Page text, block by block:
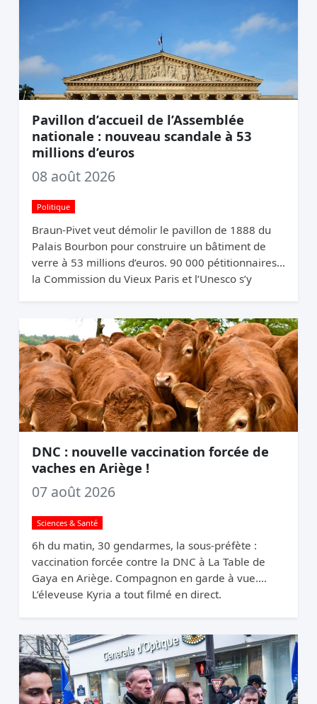
Pavillon d’accueil de l’Assemblée
nationale : nouveau scandale à 53
millions d’euros
08 août 2026
Politique
Braun-Pivet veut démolir le pavillon de 1888 du
Palais Bourbon pour construire un bâtiment de
verre à 53 millions d’euros. 90 000 pétitionnaires,
la Commission du Vieux Paris et l’Unesco s’y
DNC : nouvelle vaccination forcée de
vaches en Ariège !
07 août 2026
Sciences & Santé
6h du matin, 30 gendarmes, la sous-préfète :
vaccination forcée contre la DNC à La Table de
Gaya en Ariège. Compagnon en garde à vue.
L’éleveuse Kyria a tout filmé en direct.